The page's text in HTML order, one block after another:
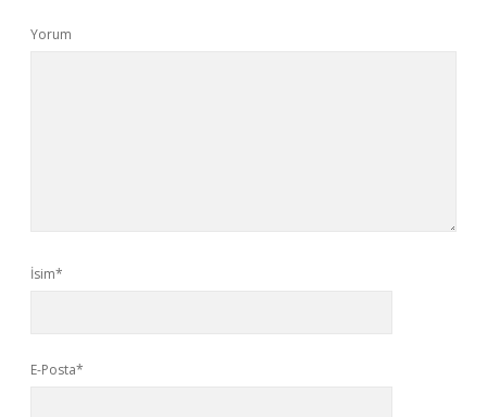
Yorum
İsim*
E-Posta*